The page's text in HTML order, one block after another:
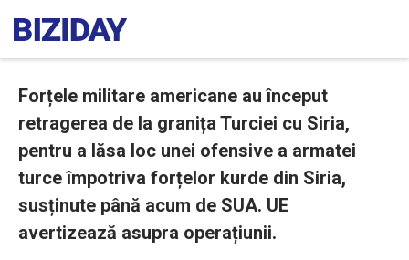
Forțele militare americane au început
retragerea de la granița Turciei cu Siria,
pentru a lăsa loc unei ofensive a armatei
turce împotriva forțelor kurde din Siria,
susținute până acum de SUA. UE
avertizează asupra operațiunii.